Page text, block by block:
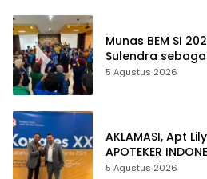
Munas BEM SI
Sulendra
5 Agustus 2026
AKLAMASI, ​Apt
APOTEKER
5 Agustus 2026